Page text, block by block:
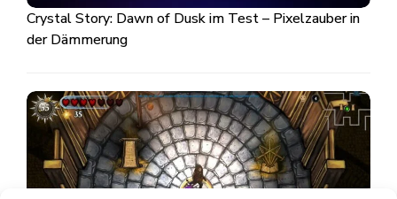
Crystal Story: Dawn of Dusk im Test – Pixelzauber in
der Dämmerung